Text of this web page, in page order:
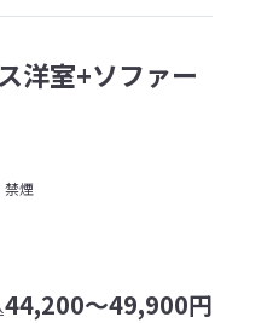
洋室+ソファー
禁煙
44,200～49,900円